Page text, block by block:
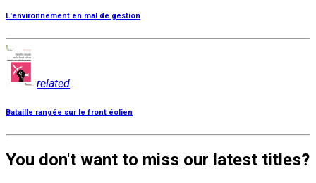
L'environnement en mal de gestion
related
Bataille rangée sur le front éolien
You don't want to miss our latest titles?